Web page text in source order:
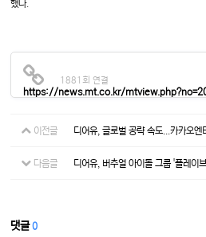
했다.
https://news.mt.co.kr/
1881회 연결
이전글 디어유, 글로벌 공략 속도...카카오엔
다음글
디어유, 버추얼 아이돌 그룹 '플레
댓글0